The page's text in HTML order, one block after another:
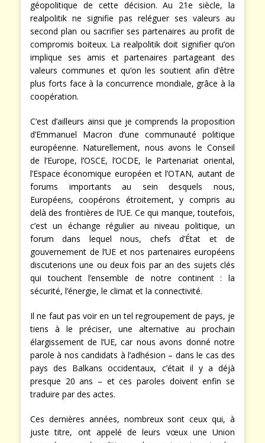
géopolitique de cette décision. Au 21e siècle, la
realpolitik ne signifie pas reléguer ses valeurs au
second plan ou sacrifier ses partenaires au profit de
compromis boiteux. La realpolitik doit signifier qu’on
implique ses amis et partenaires partageant des
valeurs communes et qu’on les soutient afin d’être
plus forts face à la concurrence mondiale, grâce à la
coopération.
C’est d’ailleurs ainsi que je comprends la proposition
d’Emmanuel Macron d’une communauté politique
européenne. Naturellement, nous avons le Conseil
de l’Europe, l’OSCE, l’OCDE, le Partenariat oriental,
l’Espace économique européen et l’OTAN, autant de
forums importants au sein desquels nous,
Européens, coopérons étroitement, y compris au
delà des frontières de l’UE. Ce qui manque, toutefois,
c’est un échange régulier au niveau politique, un
forum dans lequel nous, chefs d’État et de
gouvernement de l’UE et nos partenaires européens
discuterions une ou deux fois par an des sujets clés
qui touchent l’ensemble de notre continent : la
sécurité, l’énergie, le climat et la connectivité.
Il ne faut pas voir en un tel regroupement de pays, je
tiens à le préciser, une alternative au prochain
élargissement de l’UE, car nous avons donné notre
parole à nos candidats à l’adhésion – dans le cas des
pays des Balkans occidentaux, c’était il y a déjà
presque 20 ans – et ces paroles doivent enfin se
traduire par des actes.
Ces dernières années, nombreux sont ceux qui, à
juste titre, ont appelé de leurs vœux une Union